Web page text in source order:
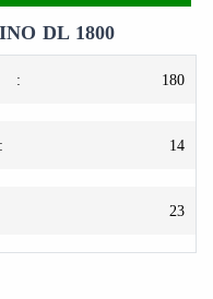
DL 1800
: 180
: 14
23